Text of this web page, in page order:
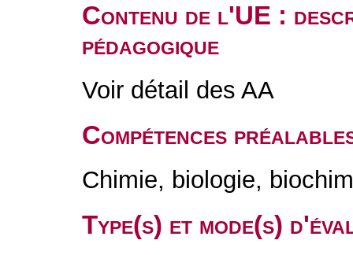
Contenu de l'UE :
pédagogique
Voir détail des AA
Compétences
Chimie, biologie,
Type(s) et mode(s)